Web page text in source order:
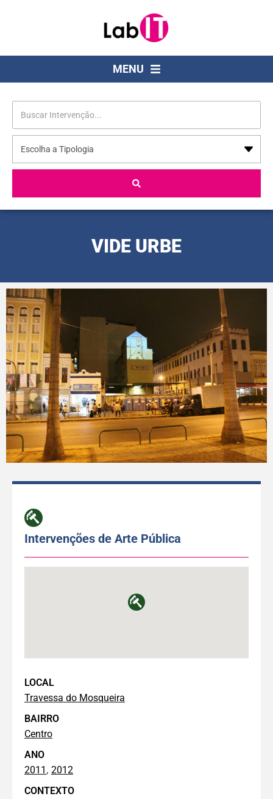
MENU
VIDE URBE
Intervenções de Arte Pública
LOCAL
Travessa do Mosqueira
BAIRRO
Centro
ANO
2011 , 2012
CONTEXTO